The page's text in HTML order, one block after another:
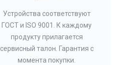
Устройства соответствуют
ГОСТ и ISO 9001. К каждому
продукту прилагается
сервисный талон. Гарантия с
момента покупки.